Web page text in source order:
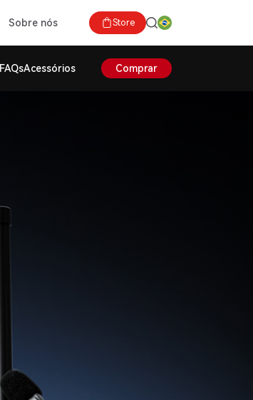
Sobre nós Store
Comprar
FAQsAcessórios